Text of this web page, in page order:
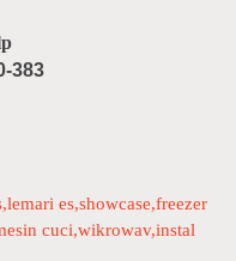
383
es,showcase,freezer
cuci,wikrowav,instal